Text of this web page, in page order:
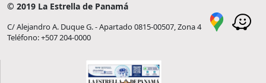
© 2019 La Estrella de Panamá
C/ Alejandro A. Duque G. - Apartado 0815-00507, Zona 4
Teléfono: +507 204-0000